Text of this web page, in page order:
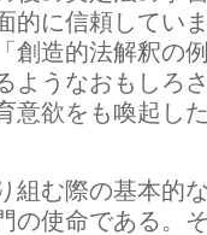
的に信頼してい
創造的法解釈の
ようなおもしろ
意欲をも喚起し
組む際の基本的
の使命である。